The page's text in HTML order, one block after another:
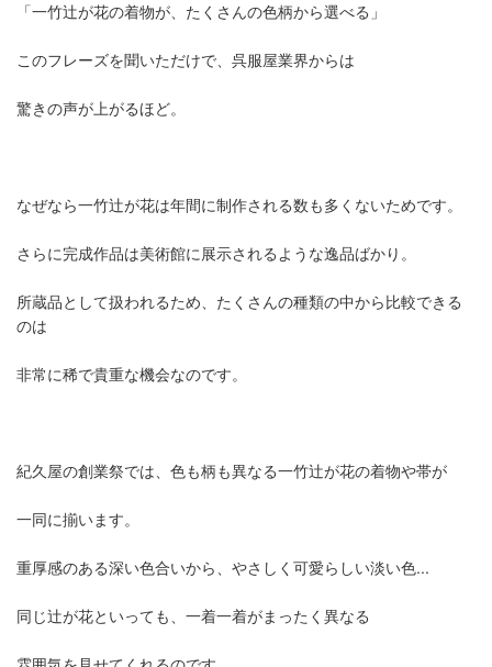
「一竹辻が花の着物が、たくさんの色柄から選べる」
このフレーズを聞いただけで、呉服屋業界からは
驚きの声が上がるほど。
なぜなら一竹辻が花は年間に制作される数も多くないためです。
さらに完成作品は美術館に展示されるような逸品ばかり。
所蔵品として扱われるため、たくさんの種類の中から比較できる
のは
非常に稀で貴重な機会なのです。
紀久屋の創業祭では、色も柄も異なる一竹辻が花の着物や帯が
一同に揃います。
重厚感のある深い色合いから、やさしく可愛らしい淡い色...
同じ辻が花といっても、一着一着がまったく異なる